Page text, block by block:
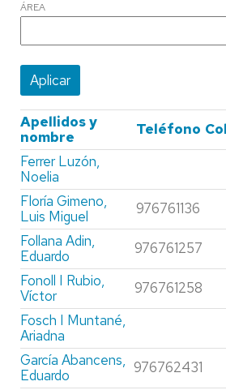
ÁREA
Apellidos y
nombre
Teléfono
Ferrer Luzón,
Noelia
Floría Gimeno,
Luis Miguel
976761136
Follana Adin,
Eduardo
976761257
Fonoll I Rubio,
Víctor
976761258
Fosch I Muntané,
Ariadna
García Abancens,
Eduardo
976762431